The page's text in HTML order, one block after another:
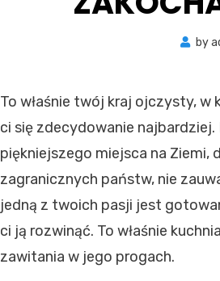
by
To właśnie twój kraj ojczysty,
ci się zdecydowanie
piękniejszego miejsca na
zagranicznych państw, nie
jedną z twoich pasji jest
ci ją rozwinąć. To właśnie
zawitania w jego progach.